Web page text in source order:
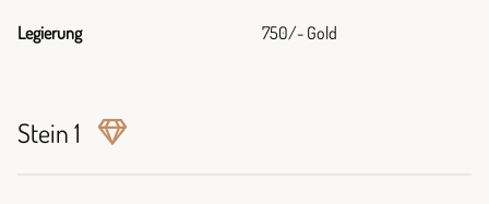
Legierung 750/- Gold
Stein 1